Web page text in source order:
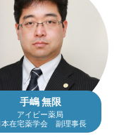
手嶋 無限
アイビー薬局
本在宅薬学会 副理事長